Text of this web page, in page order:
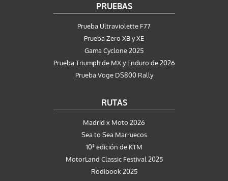
PRUEBAS
Prueba Ultraviolette F77
Prueba Zero XB y XE
Gama Cyclone 2025
Prueba Triumph de MX y Enduro de 2026
Prueba Voge DS800 Rally
RUTAS
Madrid x Moto 2026
Sea to Sea Marruecos
10ª edición de KTM
MotorLand Classic Festival 2025
Rodibook 2025